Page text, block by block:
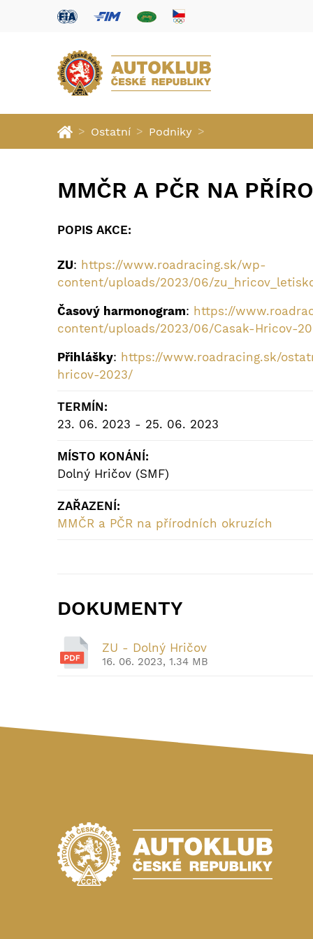
> Ostatní > Podniky >
MMČR A PČR NA
POPIS AKCE:
ZU: https://www.roadracing.sk/wp-
content/uploads/2023/06/
Časový harmonogram: https://
content/uploads/2023/06/Casak-Hricov-
Přihlášky: https://www.roadracing.sk/
hricov-2023/
TERMÍN:
23. 06. 2023 - 25. 06. 2023
MÍSTO KONÁNÍ:
Dolný Hričov (SMF)
ZAŘAZENÍ:
MMČR a PČR na přírodních okruzích
DOKUMENTY
ZU - Dolný Hričov
16. 06. 2023, 1.34 MB